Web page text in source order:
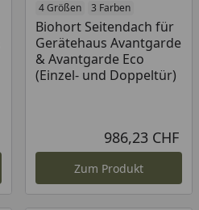
4 Größen 3 Farben
Biohort Seitendach für
Gerätehaus Avantgarde
& Avantgarde Eco
(Einzel- und Doppeltür)
986,23 CHF
Zum Produkt